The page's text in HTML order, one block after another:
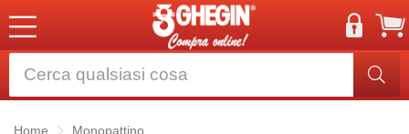
Home Monopattino